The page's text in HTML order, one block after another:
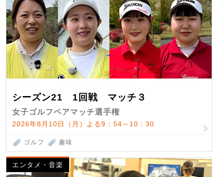
シーズン21 1回戦 マッチ３
女子ゴルフペアマッチ選手権
2026年8月10日（月）よる9：54～10：30
ゴルフ 趣味
エンタメ・音楽